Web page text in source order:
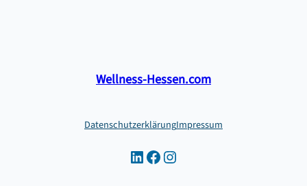
Wellness-Hessen.com
DatenschutzerklärungImpressum
LinkedIn Facebook Instagram